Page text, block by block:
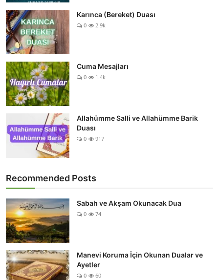
Karınca (Bereket) Duası
0 2.9k
Cuma Mesajları
0 1.4k
Allahümme Salli ve Allahümme Barik
Duası
0 917
Recommended Posts
Sabah ve Akşam Okunacak Dua
0 74
Manevi Koruma İçin Okunan Dualar ve
Ayetler
0 60